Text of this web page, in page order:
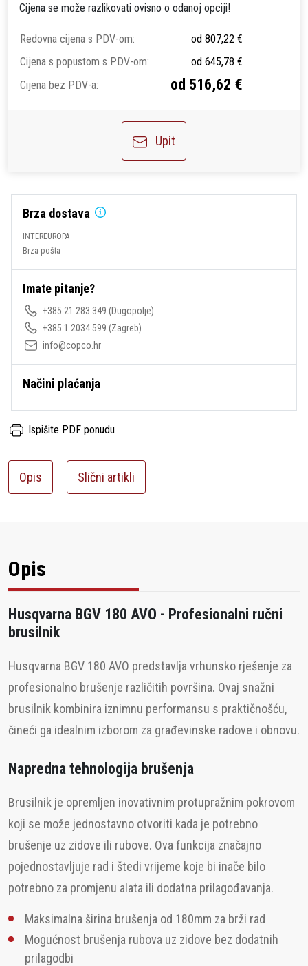
Cijena se može razlikovati ovisno o odanoj opciji!
Redovna cijena s PDV-om:
od 807,22 €
Cijena s popustom s PDV-om:
od 645,78 €
Cijena bez PDV-a:
od 516,62 €
Upit
Brza dostava
INTEREUROPA
Brza pošta
Imate pitanje?
+385 21 283 349 (Dugopolje)
+385 1 2034 599 (Zagreb)
info@copco.hr
Načini plaćanja
Ispišite PDF ponudu
Opis Slični artikli
Opis
Husqvarna BGV 180 AVO - Profesionalni ručni
brusilnik
Husqvarna BGV 180 AVO predstavlja vrhunsko rješenje za
profesionalno brušenje različitih površina. Ovaj snažni
brusilnik kombinira iznimnu performansu s praktičnošću,
čineći ga idealnim izborom za građevinske radove i obnovu.
Napredna tehnologija brušenja
Brusilnik je opremljen inovativnim protupražnim pokrovom
koji se može jednostavno otvoriti kada je potrebno
brušenje uz zidove ili rubove. Ova funkcija značajno
pojednostavljuje rad i štedi vrijeme koje bi inače bilo
potrebno za promjenu alata ili dodatna prilagođavanja.
Maksimalna širina brušenja od 180mm za brži rad
Mogućnost brušenja rubova uz zidove bez dodatnih
prilagodbi